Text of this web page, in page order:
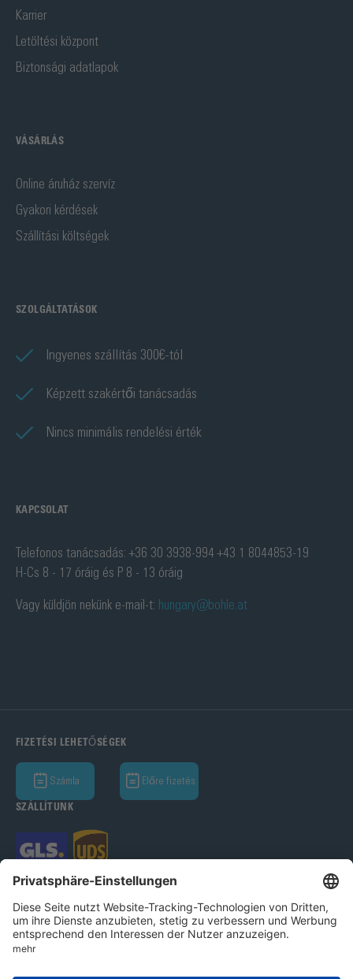
Karrier
Letöltési központ
Biztonsági adatlapok
VÁSÁRLÁS
Online áruház szervíz
Gyakori kérdések
Szállítási költségek
SZOLGÁLTATÁSOK
Ingyenes szállítás 300€-tól
Képzett szakértői tanácsadás
Nincs minimális rendelési érték
KAPCSOLAT
Telefonos tanácsadás: +36 30 3938-994 +43 1 8044853-19
H-Cs 8 - 17 óráig és P 8 - 13 óráig
Vagy küldjön nekünk e-mail-t: hungary@bohle.at
FIZETÉSI LEHETŐSÉGEK
Számla Előre fizetés
SZÁLLÍTUNK
Bohle GmbH 2026